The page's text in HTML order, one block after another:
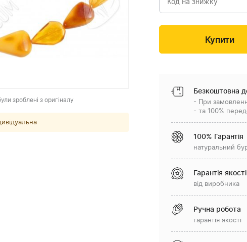
зроблені з оригіналу
Безкоштовна
- При
- та 100%
100% Гарантія
натуральний
Гарантія якості
від виробника
Ручна робота
гарантія якості